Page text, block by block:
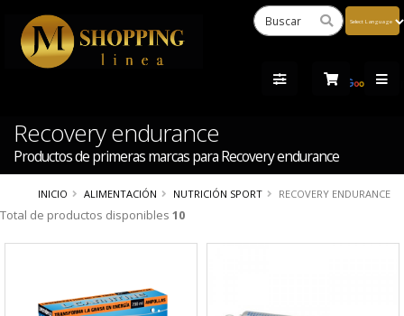
Recovery endurance
Productos de primeras marcas para Recovery endurance
INICIO ALIMENTACIÓN NUTRICIÓN SPORT RECOVERY ENDURANCE
Total de productos disponibles 10